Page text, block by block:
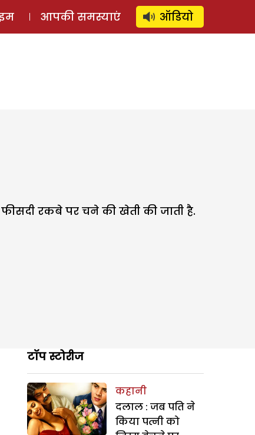
लॉग इन ⚲ SUBSCRIBE
आपकी समस्याएं ऑडियो
रकबे पर चने की खेती की जाती है.
टॉप स्टोरीज
कहानी
दलाल : जब पति ने
किया पत्नी को